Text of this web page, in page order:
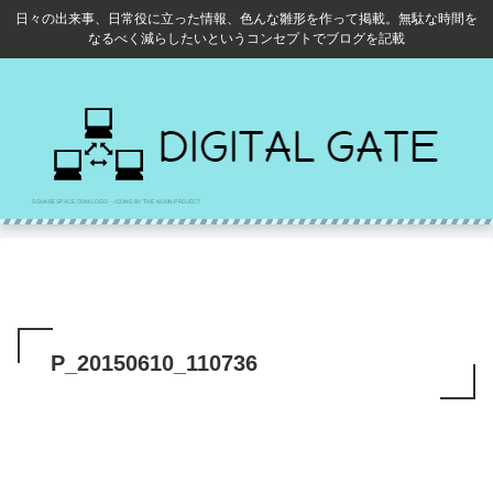
日々の出来事、日常役に立った情報、色んな雛形を作って掲載。無駄な時間を
なるべく減らしたいというコンセプトでブログを記載
P_20150610_110736